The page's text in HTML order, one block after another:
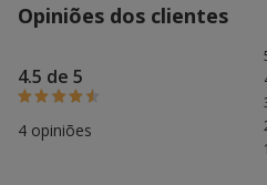
Opiniões dos clientes
4.5 de 5
4 opiniões
75% das pessoas avaliaram
1